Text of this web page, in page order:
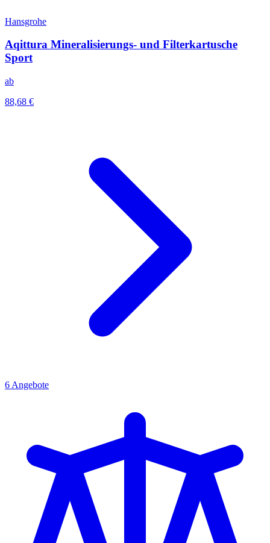
Hansgrohe
Aqittura Mineralisierungs- und Filterkartusche
Sport
ab
88,68 €
6 Angebote